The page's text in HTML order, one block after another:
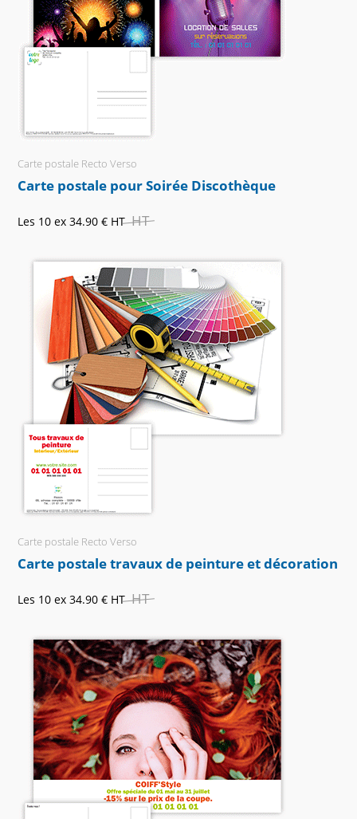
Carte postale Recto Verso
Carte postale pour Soirée Discothèque
Les 10 ex 34.90 € HT HT
Carte postale Recto Verso
Carte postale travaux de peinture et décoration
Les 10 ex 34.90 € HT HT